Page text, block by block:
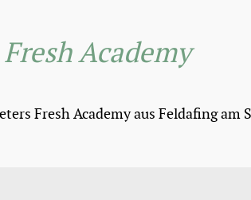
Fresh Academy
Fresh Academy aus Feldafing am